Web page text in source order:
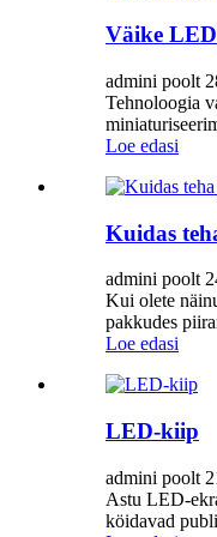
Väike
admini poolt
Tehnoloogia
Loe edasi
Kuidas
admini poolt
Kui olete
pakkudes
Loe edasi
LED-kiip
admini poolt
Astu LED-
köidavad